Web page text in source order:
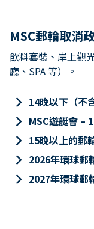
MSC郵輪取消
飲料套裝、岸上觀
廳、SPA 等）。
keyboard_arrow_right 14晚以下（不
keyboard_arrow_right MSC遊艇會 –
keyboard_arrow_right 15晚以上的郵
keyboard_arrow_right 2026年環球郵
keyboard_arrow_right 2027年環球郵